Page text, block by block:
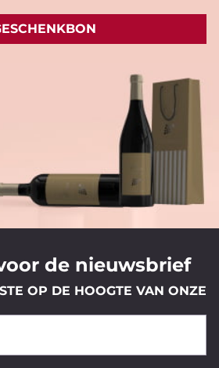
de nieuwsbrief
OP DE HOOGTE VAN ONZE